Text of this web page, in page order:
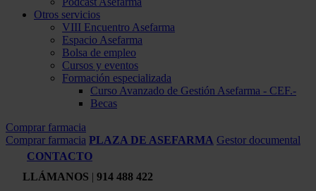
Otros servicios
VIII Encuentro Asefarma
Espacio Asefarma
Bolsa de empleo
Cursos y eventos
Formación especializada
Curso Avanzado de Gestión Asefarma - CEF.-
Becas
Comprar farmacia
Comprar farmacia PLAZA DE ASEFARMA Gestor documental
CONTACTO
LLÁMANOS | 914 488 422